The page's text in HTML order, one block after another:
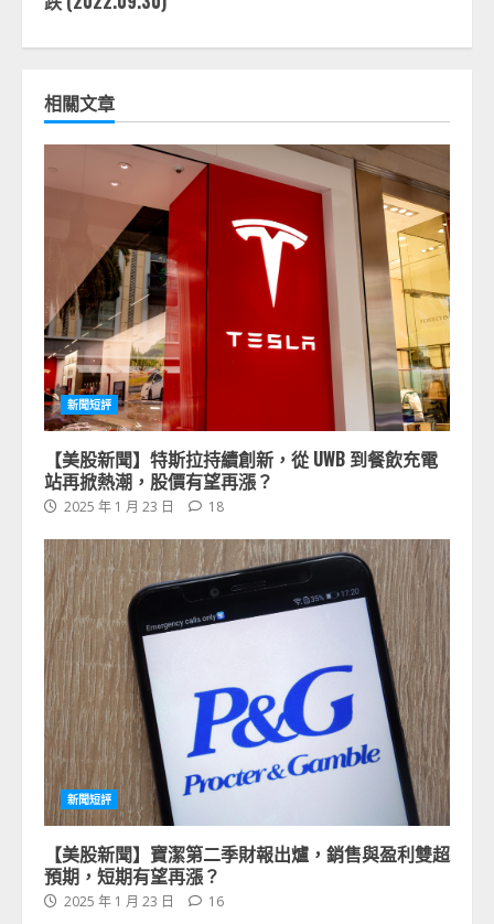
相關文章
新聞短評
【美股新聞】特斯拉持續創新，從 UWB 到餐飲充電
站再掀熱潮，股價有望再漲？
2025 年 1 月 23 日 18
新聞短評
【美股新聞】寶潔第二季財報出爐，銷售與盈利雙超
預期，短期有望再漲？
2025 年 1 月 23 日 16